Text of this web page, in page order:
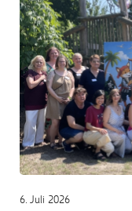
6. Juli 2026